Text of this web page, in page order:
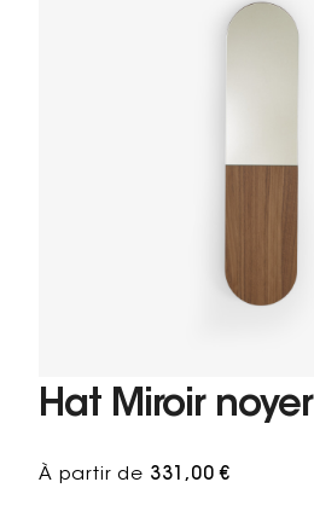
Hat Miroir noyer
À partir de 331,00 €